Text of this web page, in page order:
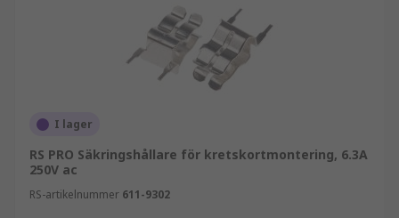
I lager
RS PRO Säkringshållare för kretskortmontering, 6.3A
250V ac
RS-artikelnummer 611-9302